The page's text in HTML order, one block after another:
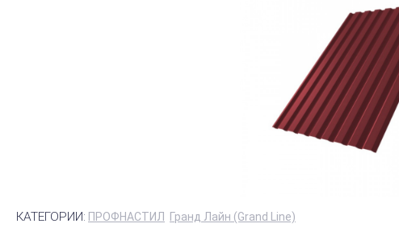
КАТЕГОРИИ: ПРОФНАСТИЛ Гранд Лайн (Grand Line)